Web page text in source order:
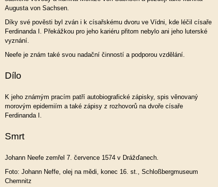
Augusta von Sachsen.
Díky své pověsti byl zván i k císařskému dvoru ve Vídni, kde léčil císaře
Ferdinanda I. Překážkou pro jeho kariéru přitom nebylo ani jeho luterské
vyznání.
Neefe je znám také svou nadační činností a podporou vzdělání.
Dílo
K jeho známým pracím patří autobiografické zápisky, spis věnovaný
morovým epidemiím a také zápisy z rozhovorů na dvoře císaře
Ferdinanda I.
Smrt
Johann Neefe zemřel 7. července 1574 v Drážďanech.
Foto: Johann Neffe, olej na mědi, konec 16. st., Schloßbergmuseum
Chemnitz